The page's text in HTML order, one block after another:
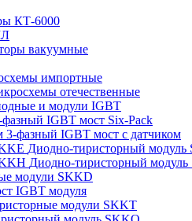
КТ-6000
вакуумные
импортные
отечественные
и модули IGBT
фазный IGBT мост Six-Pack
3-фазный IGBT мост с датчиком
Диодно-тиристорный модуль
Диодно-тиристорный
модули SKKD
IGBT модуля
модули SKKT